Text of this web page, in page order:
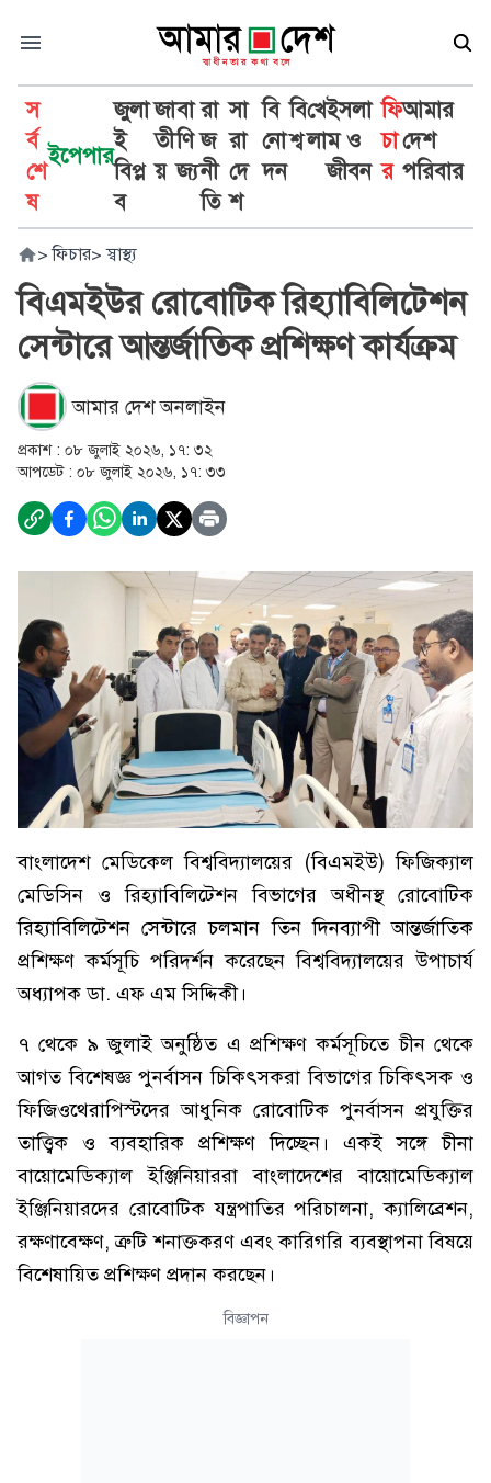
স
র্ব
শে
ষ
ইপেপার
জুলা
ই
বিপ্ল
ব
জা
তী
য়
বা
ণি
জ্য
রা
জ
নী
তি
সা
রা
দে
শ
বি
নো
দন
বি
শ্ব
খে
লা
ইসলা
ম ও
জীবন
ফি
চা
র
আমার
দেশ
পরিবার
> ফিচার> স্বাস্থ্য
বিএমইউর রোবোটিক রিহ্যাবিলিটেশন
সেন্টারে আন্তর্জাতিক প্রশিক্ষণ কার্যক্রম
আমার দেশ অনলাইন
প্রকাশ : ০৮ জুলাই ২০২৬, ১৭: ৩২
আপডেট : ০৮ জুলাই ২০২৬, ১৭: ৩৩
বাংলাদেশ মেডিকেল বিশ্ববিদ্যালয়ের (বিএমইউ) ফিজিক্যাল
মেডিসিন ও রিহ্যাবিলিটেশন বিভাগের অধীনস্থ রোবোটিক
রিহ্যাবিলিটেশন সেন্টারে চলমান তিন দিনব্যাপী আন্তর্জাতিক
প্রশিক্ষণ কর্মসূচি পরিদর্শন করেছেন বিশ্ববিদ্যালয়ের উপাচার্য
অধ্যাপক ডা. এফ এম সিদ্দিকী।
৭ থেকে ৯ জুলাই অনুষ্ঠিত এ প্রশিক্ষণ কর্মসূচিতে চীন থেকে
আগত বিশেষজ্ঞ পুনর্বাসন চিকিৎসকরা বিভাগের চিকিৎসক ও
ফিজিওথেরাপিস্টদের আধুনিক রোবোটিক পুনর্বাসন প্রযুক্তির
তাত্ত্বিক ও ব্যবহারিক প্রশিক্ষণ দিচ্ছেন। একই সঙ্গে চীনা
বায়োমেডিক্যাল ইঞ্জিনিয়াররা বাংলাদেশের বায়োমেডিক্যাল
ইঞ্জিনিয়ারদের রোবোটিক যন্ত্রপাতির পরিচালনা, ক্যালিব্রেশন,
রক্ষণাবেক্ষণ, ত্রুটি শনাক্তকরণ এবং কারিগরি ব্যবস্থাপনা বিষয়ে
বিশেষায়িত প্রশিক্ষণ প্রদান করছেন।
বিজ্ঞাপন